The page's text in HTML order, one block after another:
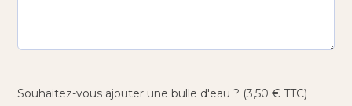
Souhaitez-vous ajouter une bulle d'eau ? (3,50 € TTC)